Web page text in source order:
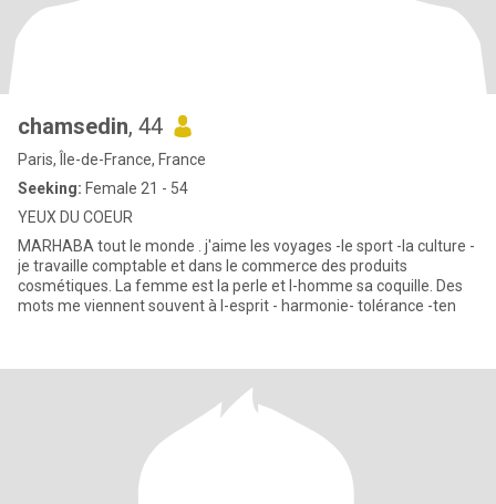
chamsedin, 44
Paris, Île-de-France, France
Seeking: Female 21 - 54
YEUX DU COEUR
MARHABA tout le monde . j'aime les voyages -le sport -la culture -
je travaille comptable et dans le commerce des produits
cosmétiques. La femme est la perle et l-homme sa coquille. Des
mots me viennent souvent à l-esprit - harmonie- tolérance -ten